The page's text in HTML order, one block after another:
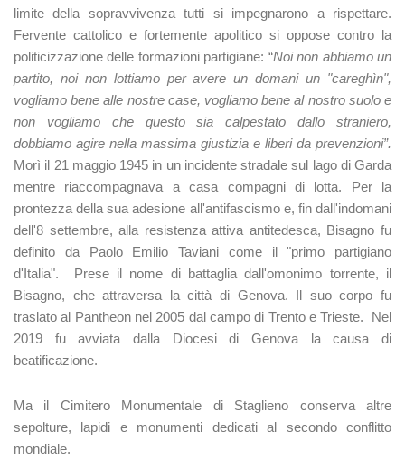
limite della sopravvivenza tutti si impegnarono a rispettare.
Fervente cattolico e fortemente apolitico si oppose contro la
politicizzazione delle formazioni partigiane: “Noi non abbiamo un
partito, noi non lottiamo per avere un domani un "careghìn",
vogliamo bene alle nostre case, vogliamo bene al nostro suolo e
non vogliamo che questo sia calpestato dallo straniero,
dobbiamo agire nella massima giustizia e liberi da prevenzioni”.
Morì il 21 maggio 1945 in un incidente stradale sul lago di Garda
mentre riaccompagnava a casa compagni di lotta. Per la
prontezza della sua adesione all'antifascismo e, fin dall'indomani
dell'8 settembre, alla resistenza attiva antitedesca, Bisagno fu
definito da Paolo Emilio Taviani come il "primo partigiano
d'Italia". Prese il nome di battaglia dall'omonimo torrente, il
Bisagno, che attraversa la città di Genova. Il suo corpo fu
traslato al Pantheon nel 2005 dal campo di Trento e Trieste. Nel
2019 fu avviata dalla Diocesi di Genova la causa di
beatificazione.
Ma il Cimitero Monumentale di Staglieno conserva altre
sepolture, lapidi e monumenti dedicati al secondo conflitto
mondiale.